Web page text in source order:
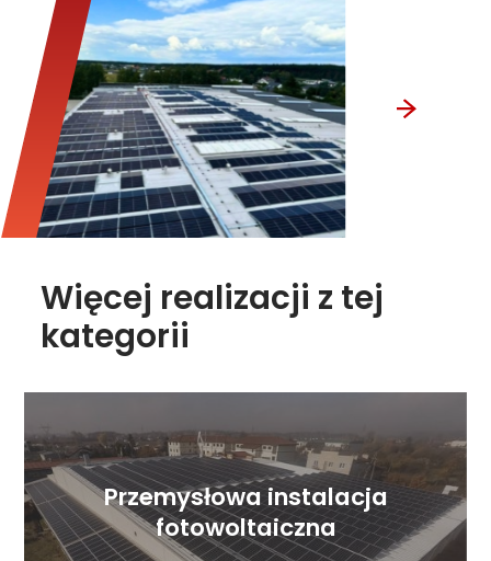
Więcej realizacji z tej
kategorii
Przemysłowa instalacja
fotowoltaiczna